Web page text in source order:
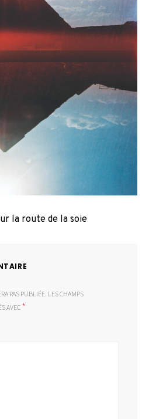
la route de la soie
PAS PUBLIÉE. LES CHAMPS
AVEC *